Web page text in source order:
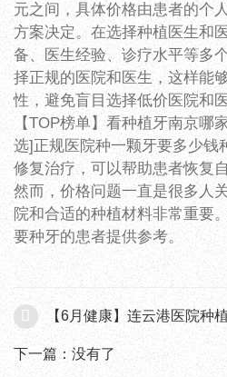
元之间，具体价格由患者的个
方案决定。在选择种植医生和
备、医生经验、诊疗水平等多
择正规的医院和医生，这样能
性，避免盲目选择低价医院和
【TOP榜单】看种植牙南京哪
选]正规医院种一颗牙要多少钱
修复治疗，可以帮助患者恢复
然而，价格问题一直是很多人
院和合适的种植材料非常重要
要种牙的患者提供参考。
【6月健康】连云港医院种植牙地
下一篇：没有了